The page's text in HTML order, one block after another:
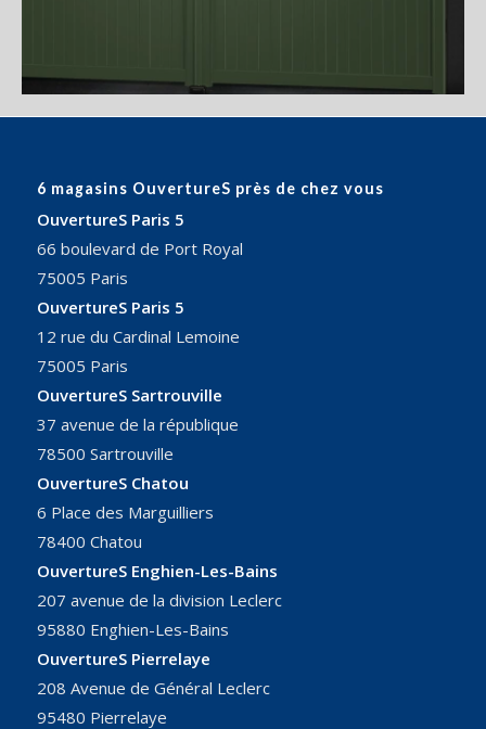
6 magasins OuvertureS près de chez vous
OuvertureS Paris 5
66 boulevard de Port Royal
75005 Paris
OuvertureS Paris 5
12 rue du Cardinal Lemoine
75005 Paris
OuvertureS Sartrouville
37 avenue de la république
78500 Sartrouville
OuvertureS Chatou
6 Place des Marguilliers
78400 Chatou
OuvertureS Enghien-Les-Bains
207 avenue de la division Leclerc
95880 Enghien-Les-Bains
OuvertureS Pierrelaye
208 Avenue de Général Leclerc
95480 Pierrelaye